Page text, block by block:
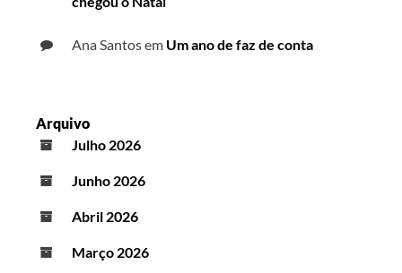
Ana Santosem Um ano de faz de conta
Arquivo
Julho 2026
Junho 2026
Abril 2026
Março 2026